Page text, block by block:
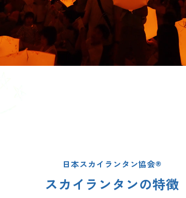
日本スカイランタン協会®
スカイランタンの特徴